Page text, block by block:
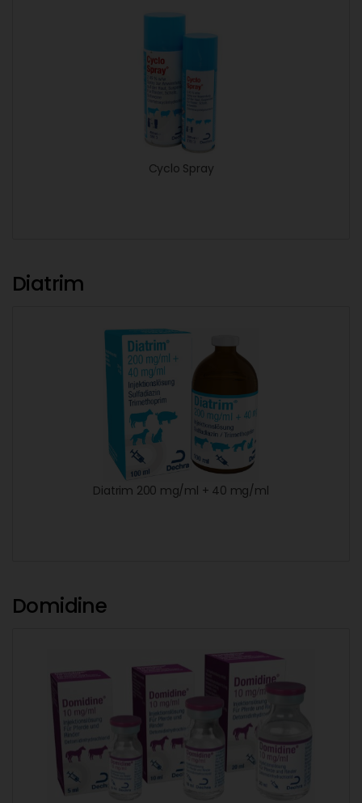
Cyclo Spray
Diatrim
Diatrim 200 mg/ml + 40 mg/ml
Domidine